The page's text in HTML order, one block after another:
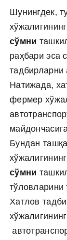
Шунингдек,
сўмни
раҳбари эса
Натижада,
фермер
Бундан
сўмни
тўловларини
Хатлов